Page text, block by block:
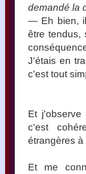
demandé la
— Eh bien, il
être tendus,
J'étais en
c'est tout
Et j'observe
c'est
étrangères
Et me